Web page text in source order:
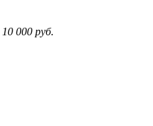
10 000 руб.